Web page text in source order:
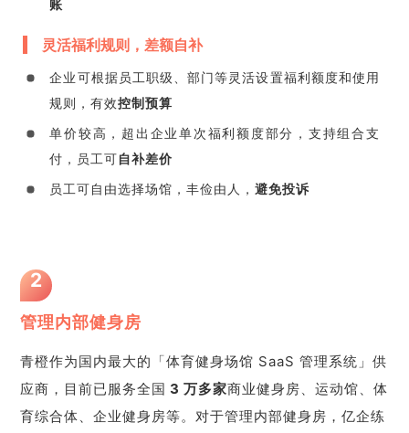
账
灵活福利规则，差额自补
企业可根据员工职级、部门等灵活设置福利额度和使用
规则，有效控制预算
单价较高，超出企业单次福利额度部分，支持组合支
付，员工可自补差价
员工可自由选择场馆，丰俭由人，避免投诉
2
管理内部健身房
青橙作为国内最大的「体育健身场馆 SaaS 管理系统」供
应商，目前已服务全国 3 万多家商业健身房、运动馆、体
育综合体、企业健身房等。对于管理内部健身房，亿企练